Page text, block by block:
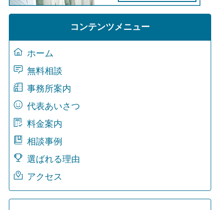
コンテンツメニュー
ホーム
無料相談
事務所案内
代表あいさつ
料金案内
相談事例
選ばれる理由
アクセス